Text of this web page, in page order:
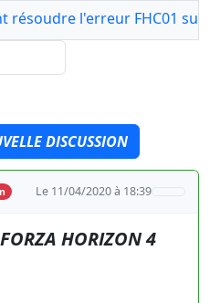
résoudre l'erreur FHC01 sur
DISCUSSION
Le 11/04/2020 à 18:39
HORIZON 4